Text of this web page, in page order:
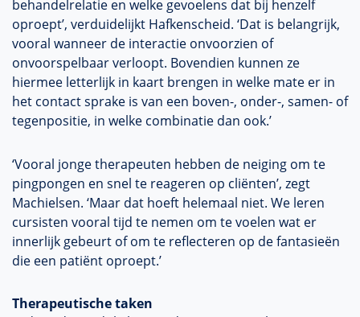
behandelrelatie en welke gevoelens dat bij henzelf
oproept’, verduidelijkt Hafkenscheid. ‘Dat is belangrijk,
vooral wanneer de interactie onvoorzien of
onvoorspelbaar verloopt. Bovendien kunnen ze
hiermee letterlijk in kaart brengen in welke mate er in
het contact sprake is van een boven-, onder-, samen- of
tegenpositie, in welke combinatie dan ook.’
‘Vooral jonge therapeuten hebben de neiging om te
pingpongen en snel te reageren op cliënten’, zegt
Machielsen. ‘Maar dat hoeft helemaal niet. We leren
cursisten vooral tijd te nemen om te voelen wat er
innerlijk gebeurt of om te reflecteren op de fantasieën
die een patiënt oproept.’
Therapeutische taken